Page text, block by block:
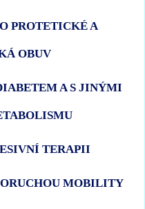
PROTETICKÉ A
OBUV
A S JINÝMI
TERAPII
MOBILITY